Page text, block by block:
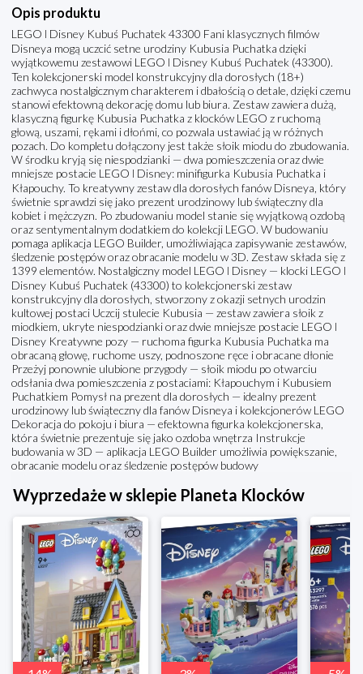
Opis produktu
LEGO ǀ Disney Kubuś Puchatek 43300 Fani klasycznych filmów
Disneya mogą uczcić setne urodziny Kubusia Puchatka dzięki
wyjątkowemu zestawowi LEGO ǀ Disney Kubuś Puchatek (43300).
Ten kolekcjonerski model konstrukcyjny dla dorosłych (18+)
zachwyca nostalgicznym charakterem i dbałością o detale, dzięki czemu
stanowi efektowną dekorację domu lub biura. Zestaw zawiera dużą,
klasyczną figurkę Kubusia Puchatka z klocków LEGO z ruchomą
głową, uszami, rękami i dłońmi, co pozwala ustawiać ją w różnych
pozach. Do kompletu dołączony jest także słoik miodu do zbudowania.
W środku kryją się niespodzianki — dwa pomieszczenia oraz dwie
mniejsze postacie LEGO ǀ Disney: minifigurka Kubusia Puchatka i
Kłapouchy. To kreatywny zestaw dla dorosłych fanów Disneya, który
świetnie sprawdzi się jako prezent urodzinowy lub świąteczny dla
kobiet i mężczyzn. Po zbudowaniu model stanie się wyjątkową ozdobą
oraz sentymentalnym dodatkiem do kolekcji LEGO. W budowaniu
pomaga aplikacja LEGO Builder, umożliwiająca zapisywanie zestawów,
śledzenie postępów oraz obracanie modelu w 3D. Zestaw składa się z
1399 elementów. Nostalgiczny model LEGO ǀ Disney — klocki LEGO ǀ
Disney Kubuś Puchatek (43300) to kolekcjonerski zestaw
konstrukcyjny dla dorosłych, stworzony z okazji setnych urodzin
kultowej postaci Uczcij stulecie Kubusia — zestaw zawiera słoik z
miodkiem, ukryte niespodzianki oraz dwie mniejsze postacie LEGO ǀ
Disney Kreatywne pozy — ruchoma figurka Kubusia Puchatka ma
obracaną głowę, ruchome uszy, podnoszone ręce i obracane dłonie
Przeżyj ponownie ulubione przygody — słoik miodu po otwarciu
odsłania dwa pomieszczenia z postaciami: Kłapouchym i Kubusiem
Puchatkiem Pomysł na prezent dla dorosłych — idealny prezent
urodzinowy lub świąteczny dla fanów Disneya i kolekcjonerów LEGO
Dekoracja do pokoju i biura — efektowna figurka kolekcjonerska,
która świetnie prezentuje się jako ozdoba wnętrza Instrukcje
budowania w 3D — aplikacja LEGO Builder umożliwia powiększanie,
obracanie modelu oraz śledzenie postępów budowy
Wyprzedaże w sklepie Planeta Klocków